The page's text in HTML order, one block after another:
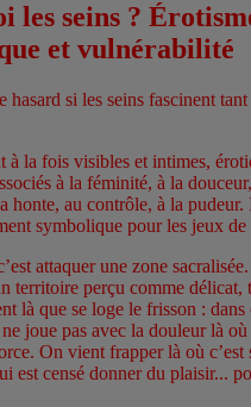
les seins ?
et vulnérabilité
hasard si les seins fascinent
à la fois visibles et intimes,
à la féminité, à la
honte, au contrôle, à la
symbolique pour les jeux
attaquer une zone
territoire perçu comme délicat,
là que se loge le frisson : dans
joue pas avec la douleur là
On vient frapper là où c’est
est censé donner du plaisir...